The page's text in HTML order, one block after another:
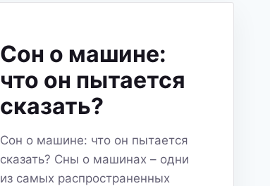
Сон о машине:
что он пытается
сказать?
Сон о машине: что он пытается
сказать? Сны о машинах – одни
из самых распространенных